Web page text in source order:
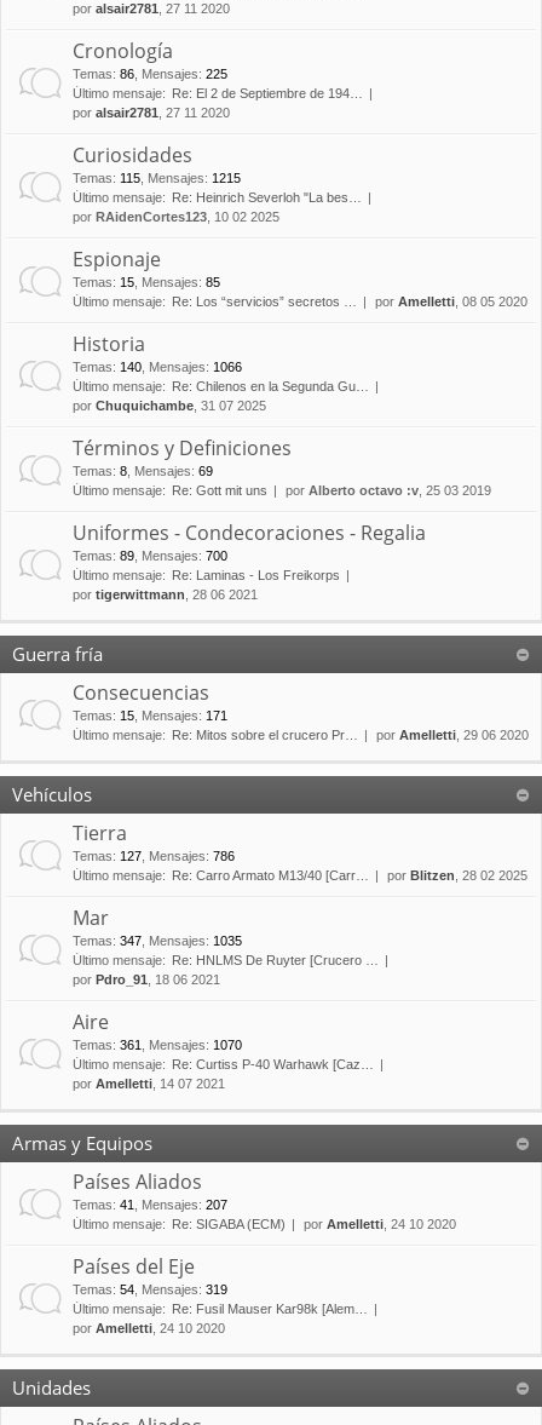
por alsair2781 , 27 11 2020
Cronología
Temas: 86 Mensajes: 225
Último mensaje:
Re: El 2 de Septiembre de 194…
por alsair2781 , 27 11 2020
Curiosidades
Temas: 115 Mensajes: 1215
Último mensaje:
Re: Heinrich Severloh "La bes…
por RAidenCortes123 , 10 02 2025
Espionaje
Temas: 15 Mensajes: 85
Último mensaje:
Re: Los “servicios” secretos … por Amelletti , 08 05 2020
Historia
Temas: 140 Mensajes: 1066
Último mensaje:
Re: Chilenos en la Segunda Gu…
por Chuquichambe , 31 07 2025
Términos y Definiciones
Temas: 8 Mensajes: 69
Último mensaje:
Re: Gott mit uns por Alberto octavo :v , 25 03 2019
Uniformes - Condecoraciones - Regalia
Temas: 89 Mensajes: 700
Último mensaje:
Re: Laminas - Los Freikorps
por tigerwittmann , 28 06 2021
Guerra fría
Consecuencias
Temas: 15 Mensajes: 171
Último mensaje:
Re: Mitos sobre el crucero Pr… por Amelletti , 29 06 2020
Vehículos
Tierra
Temas: 127 Mensajes: 786
Último mensaje:
Re: Carro Armato M13/40 [Carr… por Blitzen , 28 02 2025
Mar
Temas: 347 Mensajes: 1035
Último mensaje:
Re: HNLMS De Ruyter [Crucero …
por Pdro_91 , 18 06 2021
Aire
Temas: 361 Mensajes: 1070
Último mensaje:
Re: Curtiss P-40 Warhawk [Caz…
por Amelletti , 14 07 2021
Armas y Equipos
Países Aliados
Temas: 41 Mensajes: 207
Último mensaje:
Re: SIGABA (ECM) por Amelletti , 24 10 2020
Países del Eje
Temas: 54 Mensajes: 319
Último mensaje:
Re: Fusil Mauser Kar98k [Alem…
por Amelletti , 24 10 2020
Unidades